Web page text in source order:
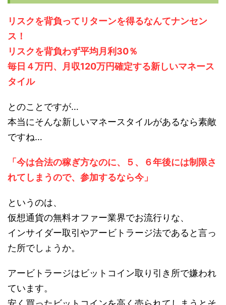
リスクを背負ってリターンを得るなんてナンセン
ス！
リスクを背負わず平均月利30％
毎日４万円、月収120万円確定する新しいマネース
タイル
とのことですが…
本当にそんな新しいマネースタイルがあるなら素敵
ですね…
「今は合法の稼ぎ方なのに、５、６年後には制限さ
れてしまうので、参加するなら今」
というのは、
仮想通貨の無料オファー業界でお流行りな、
インサイダー取引やアービトラージ法であると言っ
た所でしょうか。
アービトラージはビットコイン取り引き所で嫌われ
ています。